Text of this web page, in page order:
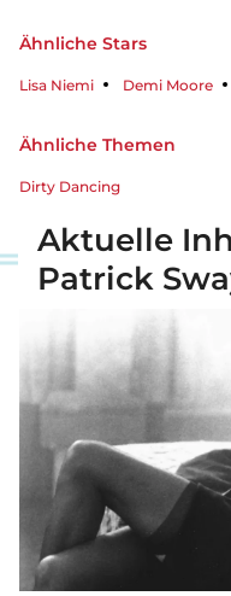
Ähnliche Stars
Lisa Niemi Demi Moore
Ähnliche Themen
Dirty Dancing
Aktuelle
Patrick